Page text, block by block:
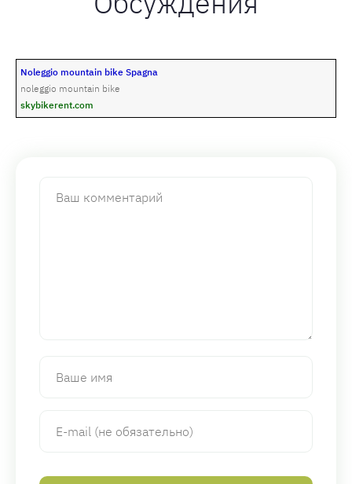
Noleggio mountain bike Spagna
noleggio mountain bike
skybikerent.com